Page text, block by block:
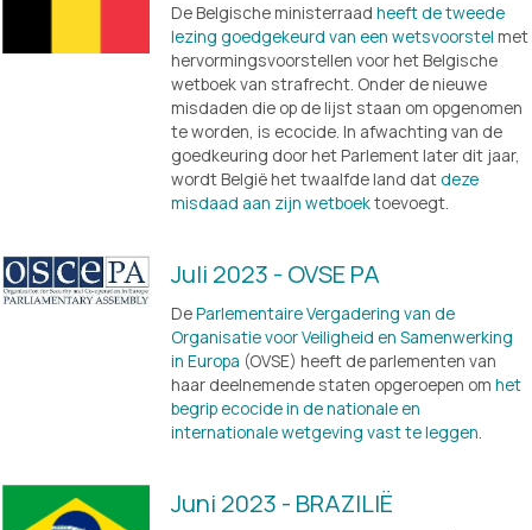
De Belgische ministerraad heeft de tweede
lezing goedgekeurd van een wetsvoorstel met
hervormingsvoorstellen voor het Belgische
wetboek van strafrecht. Onder de nieuwe
misdaden die op de lijst staan om opgenomen
te worden, is ecocide. In afwachting van de
goedkeuring door het Parlement later dit jaar,
wordt België het twaalfde land dat deze
misdaad aan zijn wetboek toevoegt.
Juli 2023 - OVSE PA
De Parlementaire Vergadering van de
Organisatie voor Veiligheid en Samenwerking
in Europa (OVSE) heeft de parlementen van
haar deelnemende staten opgeroepen om het
begrip ecocide in de nationale en
internationale wetgeving vast te leggen.
Juni 2023 - BRAZILIË